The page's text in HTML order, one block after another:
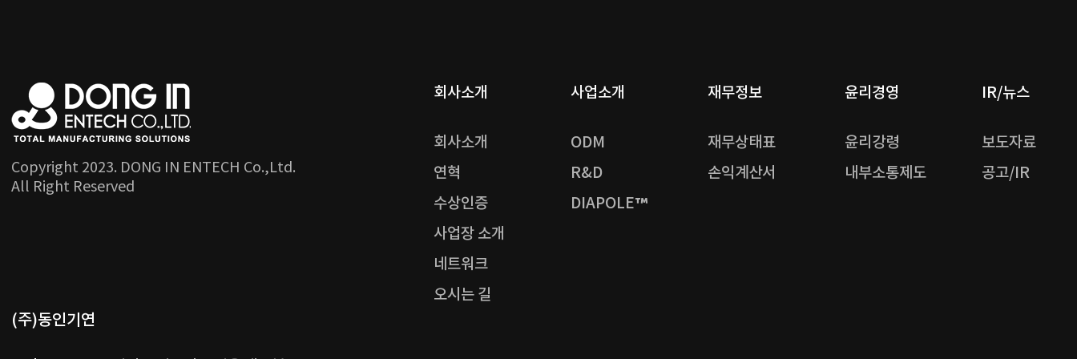
Copyright 2023. DONG IN ENTECH Co.,Ltd.
All Right Reserved
(주)동인기연
회사소개
회사소개
연혁
수상인증
사업장 소개
네트워크
오시는 길
사업소개
ODM
R&D
DIAPOLE™
재무정보
재무상태표
손익계산서
윤리경영
윤리강령
내부소통제도
IR/뉴스
보도자료
공고/IR